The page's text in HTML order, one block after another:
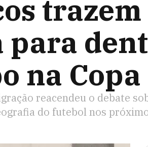
trazem
na Copa
reacendeu o debate
do futebol nos